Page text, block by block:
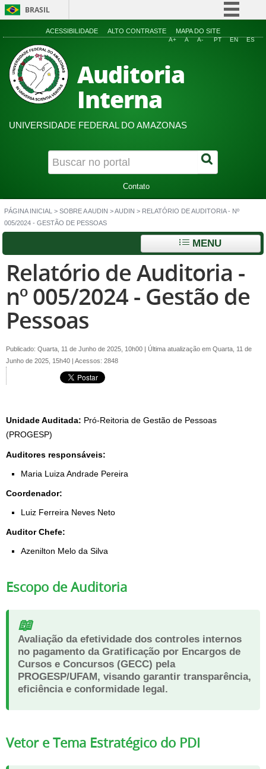
BRASIL
Simplifique!
Acesso à informação
Canais
ACESSIBILIDADE ALTO CONTRASTE MAPA DO SITE
A+ A A- PT EN ES
Auditoria
Interna
UNIVERSIDADE FEDERAL DO AMAZONAS
Contato
PÁGINA INICIAL > SOBRE A AUDIN >AUDIN > RELATÓRIO DE AUDITORIA - Nº
005/2024 - GESTÃO DE PESSOAS
MENU
Relatório de Auditoria -
nº 005/2024 - Gestão de
Pessoas
Publicado: Quarta, 11 de Junho de 2025, 10h00 | Última atualização em Quarta, 11 de
Junho de 2025, 15h40 | Acessos: 2848
Unidade Auditada: Pró-Reitoria de Gestão de Pessoas
(PROGESP)
Auditores responsáveis:
Maria Luiza Andrade Pereira
Coordenador:
Luiz Ferreira Neves Neto
Auditor Chefe:
Azenilton Melo da Silva
Escopo de Auditoria
📖
Avaliação da efetividade dos controles internos
no pagamento da Gratificação por Encargos de
Cursos e Concursos (GECC) pela
PROGESP/UFAM, visando garantir transparência,
eficiência e conformidade legal.
Vetor e Tema Estratégico do PDI